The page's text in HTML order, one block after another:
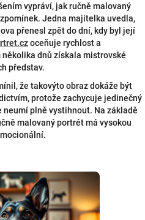
vypráví, jak ručně malovaný
Jedna majitelka uvedla,
přenesl zpět do dní, kdy byl její
oceňuje rychlost a
dnů získala mistrovské
představ.
že takovýto obraz dokáže být
protože zachycuje jedinečný
plně vystihnout. Na základě
malovaný portrét má vysokou